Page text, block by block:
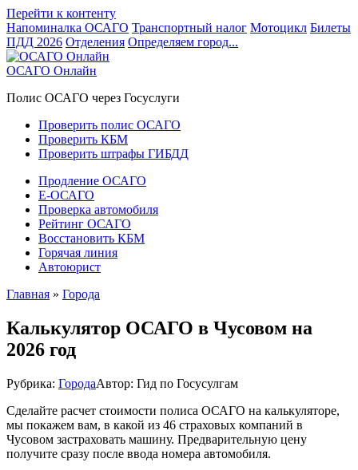
Перейти к контенту
Напоминалка ОСАГО Транспортный налог Мотоцикл Билеты
ПДД 2026 Отделения Определяем город...
ОСАГО Онлайн
Полис ОСАГО через Госуслуги
Проверить полис ОСАГО
Проверить КБМ
Проверить штрафы ГИБДД
Продление ОСАГО
Е-ОСАГО
Проверка автомобиля
Рейтинг ОСАГО
Восстановить КБМ
Горячая линия
Автоюрист
Главная » Города
Калькулятор ОСАГО в Чусовом на
2026 год
Рубрика: ГородаАвтор: Гид по Госусулгам
Сделайте расчет стоимости полиса ОСАГО на калькуляторе,
мы покажем вам, в какой из 46 страховых компаний в
Чусовом застраховать машину. Предварительную цену
получите сразу после ввода номера автомобиля.